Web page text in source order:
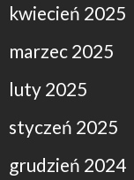
kwiecień 2025
marzec 2025
luty 2025
styczeń 2025
grudzień 2024